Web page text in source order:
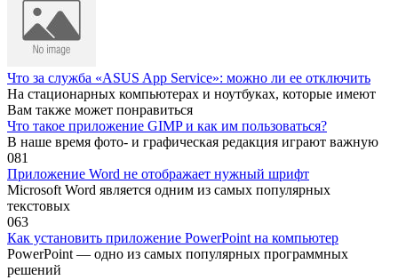
Что за служба «ASUS App Service»: можно ли ее отключить
На стационарных компьютерах и ноутбуках, которые имеют
Вам также может понравиться
Что такое приложение GIMP и как им пользоваться?
В наше время фото- и графическая редакция играют важную
081
Приложение Word не отображает нужный шрифт
Microsoft Word является одним из самых популярных
текстовых
063
Как установить приложение PowerPoint на компьютер
PowerPoint — одно из самых популярных программных
решений